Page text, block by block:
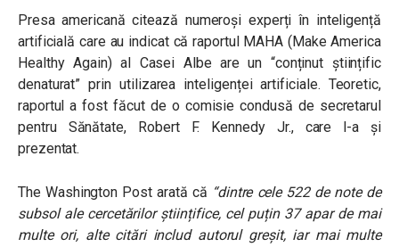
Presa americană citează numeroși experți în inteligență
artificială care au indicat că raportul MAHA (Make America
Healthy Again) al Casei Albe are un “conținut științific
denaturat” prin utilizarea inteligenței artificiale. Teoretic,
raportul a fost făcut de o comisie condusă de secretarul
pentru Sănătate, Robert F. Kennedy Jr., care l-a și
prezentat.
The Washington Post arată că “dintre cele 522 de note de
subsol ale cercetărilor științifice, cel puțin 37 apar de mai
multe ori, alte citări includ autorul greșit, iar mai multe